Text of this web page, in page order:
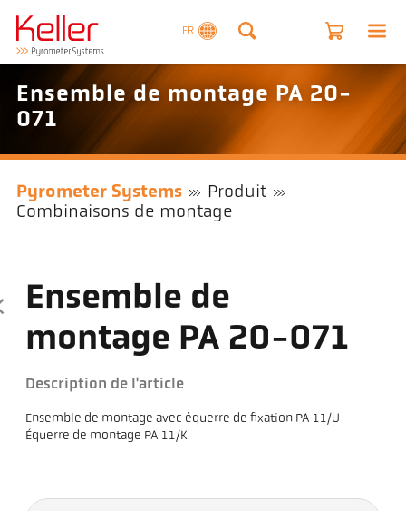
FR
Ensemble de montage PA 20-
071
Pyrometer Systems
Produit
Combinaisons de montage
Ensemble de
montage PA 20-071
Description de l'article
Ensemble de montage avec équerre de fixation PA 11/U
Équerre de montage PA 11/K